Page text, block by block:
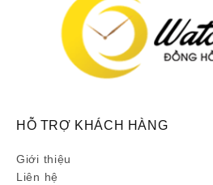
HỖ TRỢ KHÁCH HÀNG
Giới thiệu
Liên hệ